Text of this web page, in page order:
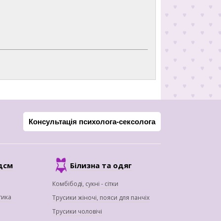
Консультація психолога-сексолога
Білизна та одяг
Комбібоді, сукні - сітки
Трусики жіночі, пояси для панчіх
Трусики чоловічі